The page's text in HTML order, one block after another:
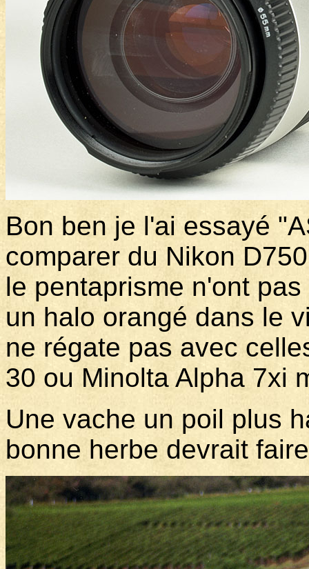
Bon ben je l'ai essayé
comparer du Nikon
le pentaprisme n'ont
un halo orangé dans le
ne régate pas avec
30 ou Minolta Alpha 7xi
Une vache un poil plus
bonne herbe devrait